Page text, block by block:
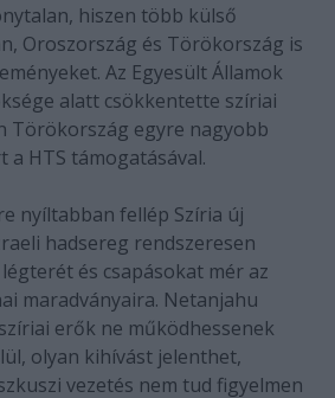
hiszen több külső
Oroszország és Törökország is
Az Egyesült Államok
alatt csökkentette szíriai
Törökország egyre nagyobb
HTS támogatásával.
nyíltabban fellép Szíria új
hadsereg rendszeresen
és csapásokat mér az
maradványaira. Netanjahu
erők ne működhessenek
olyan kihívást jelenthet,
vezetés nem tud figyelmen